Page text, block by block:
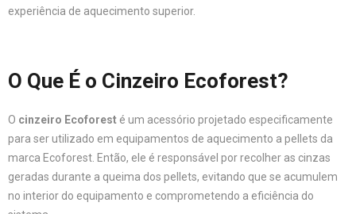
experiência de aquecimento superior.
O Que É o Cinzeiro Ecoforest?
O cinzeiro Ecoforest é um acessório projetado especificamente
para ser utilizado em equipamentos de aquecimento a pellets da
marca Ecoforest. Então, ele é responsável por recolher as cinzas
geradas durante a queima dos pellets, evitando que se acumulem
no interior do equipamento e comprometendo a eficiência do